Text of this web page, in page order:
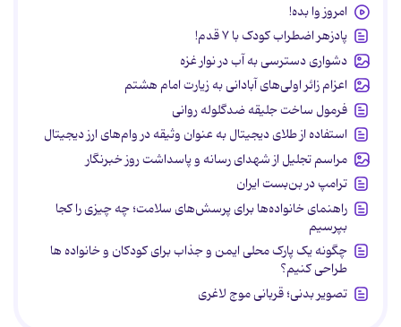
امروز وا بده!
پادزهر اضطراب کودک با ۷ قدم!
دشواری دسترسی به آب در نوار غزه
اعزام زائر اولی‌های آبادانی به زیارت امام هشتم
فرمول ساخت جلیقه ضدگلوله روانی
استفاده از طلای دیجیتال به عنوان وثیقه در وام‌های ارز دیجیتال
مراسم تجلیل از شهدای رسانه و پاسداشت روز خبرنگار
ترامپ در بن‌بست ایران
راهنمای خانواده‌ها برای پرسش‌های سلامت؛ چه چیزی را کجا
بپرسیم
چگونه یک پارک محلی ایمن و جذاب برای کودکان و خانواده ها
طراحی کنیم؟
تصویر بدنی؛ قربانی موج لاغری